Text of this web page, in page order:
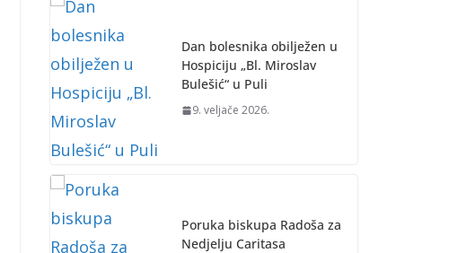
Dan bolesnika obilježen u
Hospiciju „Bl. Miroslav
Bulešić“ u Puli
9. veljače 2026.
Poruka biskupa Radoša za
Nedjelju Caritasa